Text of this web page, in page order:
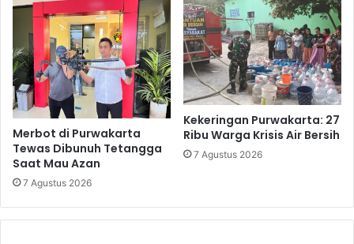
Merbot di Purwakarta
Tewas Dibunuh Tetangga
Saat Mau Azan
7 Agustus 2026
Kekeringan Purwakarta: 27
Ribu Warga Krisis Air Bersih
7 Agustus 2026